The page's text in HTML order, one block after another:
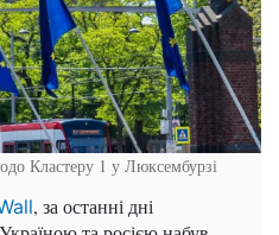
Кластеру 1 у Люксембурзі
, за останні дні